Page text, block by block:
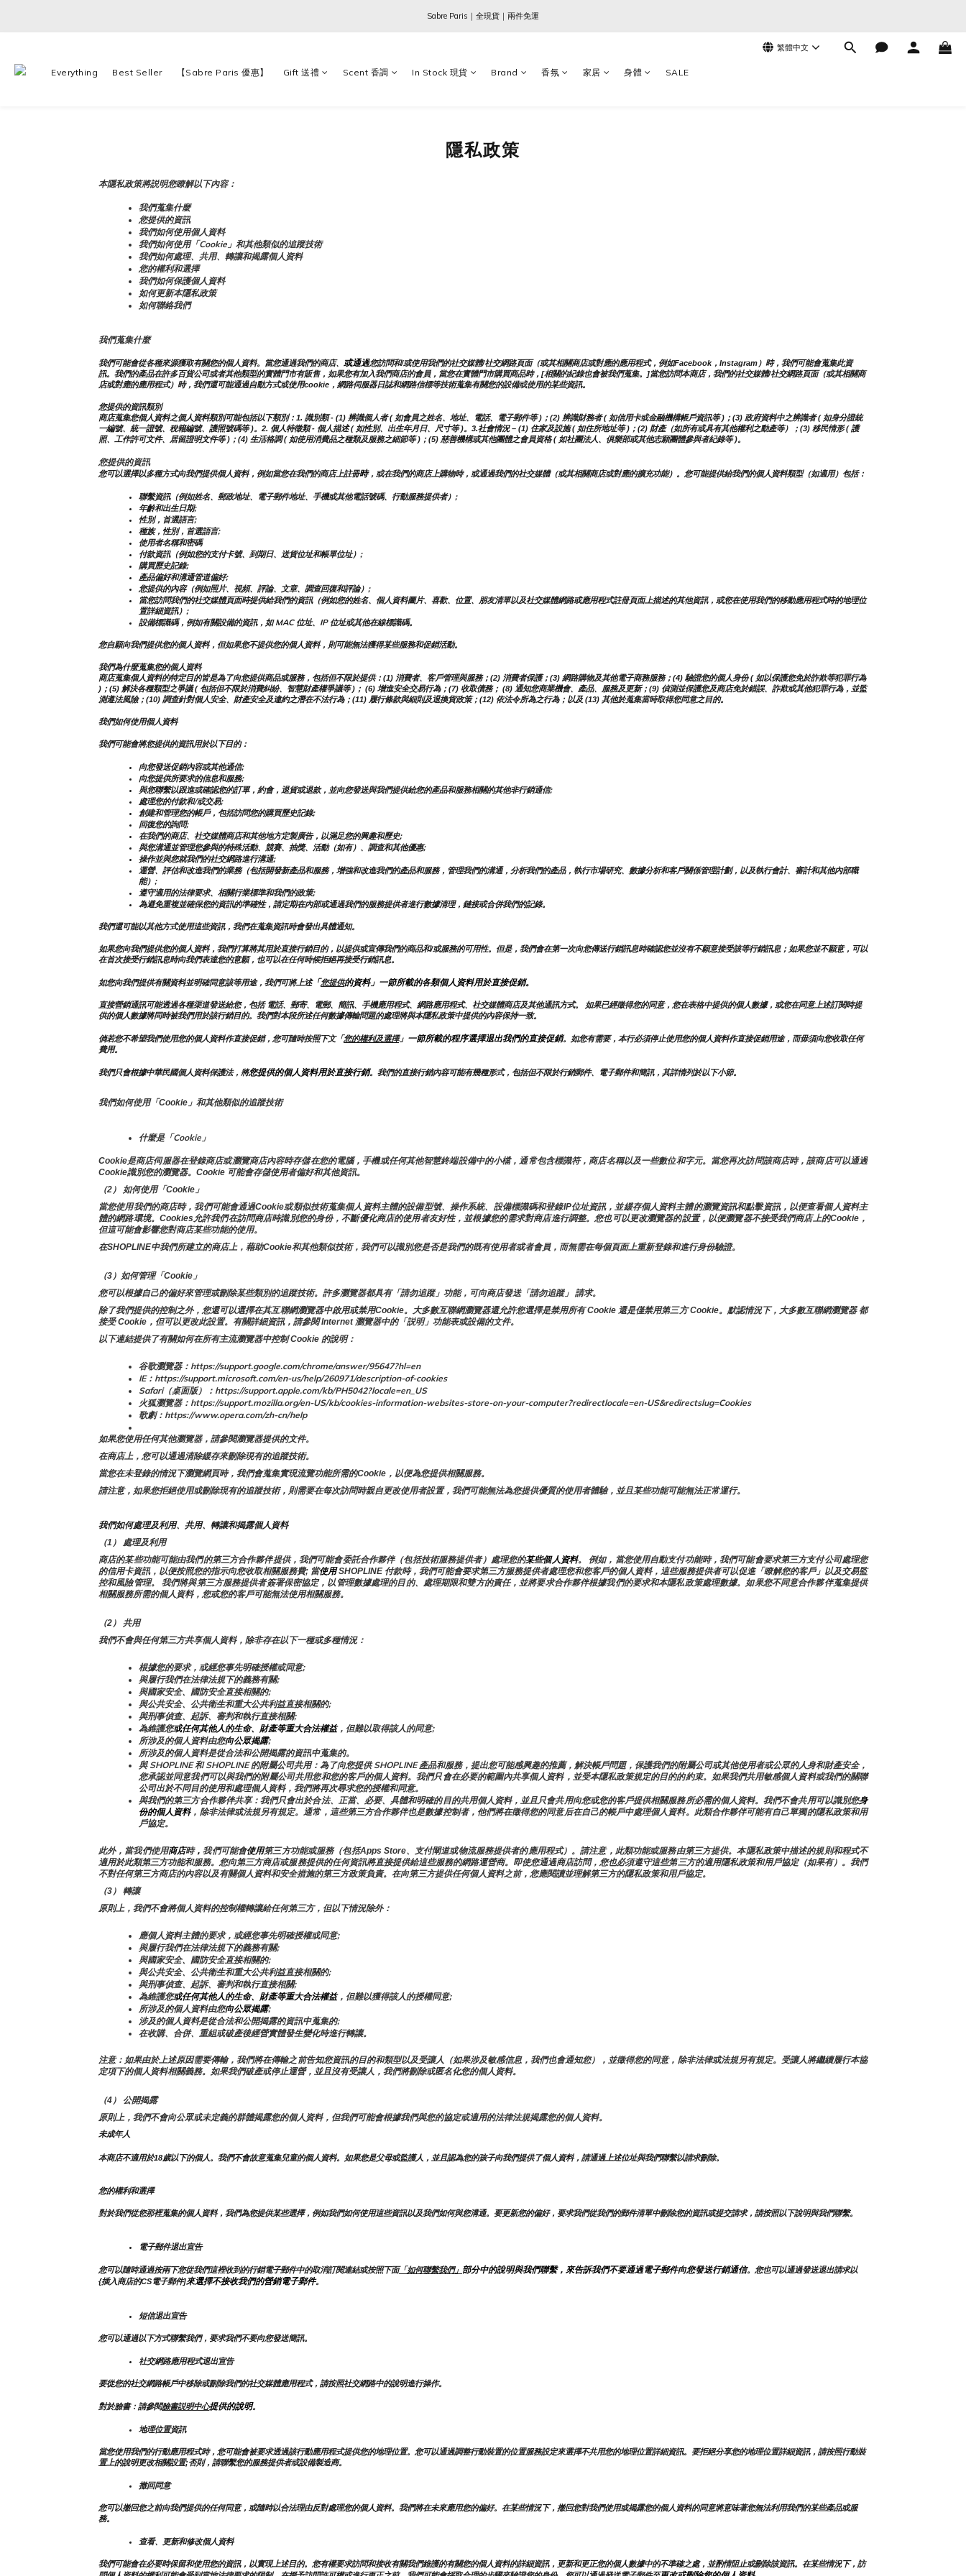
Ogata x 坂本龍一 ｜大師珍藏系列
Sabre Paris｜全現貨｜兩件免運
繁體中文
Everything Best Seller 【Sabre Paris 優惠】 Gift 送禮 Scent 香調 In Stock 現貨 Brand 香氛 家居 身體 SALE
隱私政策
本隱私政策將説明您瞭解以下內容：
我們蒐集什麼
您提供的資訊
我們如何使用個人資料
我們如何使用「Cookie」和其他類似的追蹤技術
我們如何處理、共用、轉讓和揭露個人資料
您的權利和選擇
我們如何保護個人資料
如何更新本隱私政策
如何聯絡我們
我們蒐集什麼
我們可能會從各種來源獲取有關您的個人資料。當您通過我們的商店、 或通過您訪問和/或使用我們的社交媒體/社交網路頁面（或其相關商店或對應的應用程式，例如Facebook，Instagram）時，我們可能會蒐集此資
訊。我們的產品在許多百貨公司或者其他類型的實體門市有販售，如果您有加入我們商店的會員，當您在實體門市購買商品時，[相關的紀錄也會被我們蒐集。]當您訪問本商店，我們的社交媒體/社交網路頁面（或其相關商
店或對應的應用程式）時，我們還可能通過自動方式或使用cookie，網路伺服器日誌和網路信標等技術蒐集有關您的設備或使用的某些資訊。
您提供的資訊類別
商店蒐集您個人資料之個人資料類別可能包括以下類別：1. 識別類 - (1) 辨識個人者 ( 如會員之姓名、地址、電話、電子郵件等 )；(2) 辨識財務者 ( 如信用卡或金融機構帳戶資訊等 )；(3) 政府資料中之辨識者 ( 如身分證統
一編號、統一證號、稅籍編號、護照號碼等 )。2. 個人特徵類 - 個人描述 ( 如性別、出生年月日、尺寸等 )。3.社會情況 – (1) 住家及設施 ( 如住所地址等 )；(2) 財產（如所有或具有其他權利之動產等）；(3) 移民情形 ( 護
照、工作許可文件、居留證明文件等 )；(4) 生活格調 ( 如使用消費品之種類及服務之細節等 )；(5) 慈善機構或其他團體之會員資格 ( 如社團法人、俱樂部或其他志願團體參與者紀錄等 )。
您提供的資訊
您可以選擇以多種方式向我們提供個人資料，例如當您在我們的商店上註冊時，或在我們的商店上購物時，或通過我們的社交媒體（或其相關商店或對應的擴充功能）。您可能提供給我們的個人資料類型（如適用）包括：
聯繫資訊（例如姓名、郵政地址、電子郵件地址、手機或其他電話號碼、行動服務提供者）;
年齡和出生日期;
性別，首選語言;
種族，性別，首選語言;
使用者名稱和密碼
付款資訊（例如您的支付卡號、到期日、送貨位址和帳單位址）;
購買歷史記錄;
產品偏好和溝通管道偏好;
您提供的內容（例如照片、視頻、評論、文章、調查回復和評論）;
當您訪問我們的社交媒體頁面時提供給我們的資訊（例如您的姓名、個人資料圖片、喜歡、位置、朋友清單以及社交媒體網路或應用程式註冊頁面上描述的其他資訊，或您在使用我們的移動應用程式時的地理位
置詳細資訊）;
設備標識碼，例如有關設備的資訊，如 MAC 位址、IP 位址或其他在線標識碼。
您自願向我們提供您的個人資料，但如果您不提供您的個人資料，則可能無法獲得某些服務和促銷活動。
我們為什麼蒐集您的個人資料
商店蒐集個人資料的特定目的皆是為了向您提供商品或服務，包括但不限於提供：(1) 消費者、客戶管理與服務；(2) 消費者保護；(3) 網路購物及其他電子商務服務；(4) 驗證您的個人身份 ( 如以保護您免於詐欺等犯罪行為
)；(5) 解決各種類型之爭議 ( 包括但不限於消費糾紛、智慧財產權爭議等 )； (6) 增進安全交易行為；(7) 收取債務； (8) 通知您商業機會、產品、服務及更新；(9) 偵測並保護您及商店免於錯誤、詐欺或其他犯罪行為，並監
測遵法風險；(10) 調查針對個人安全、財產安全及違約之潛在不法行為；(11) 履行條款與細則及退換貨政策；(12) 依法令所為之行為；以及 (13) 其他於蒐集當時取得您同意之目的。
我們如何使用個人資料
我們可能會將您提供的資訊用於以下目的：
向您發送促銷內容或其他通信;
向您提供所要求的信息和服務;
與您聯繫以跟進或確認您的訂單，約會，退貨或退款，並向您發送與我們提供給您的產品和服務相關的其他非行銷通信;
處理您的付款和/或交易;
創建和管理您的帳戶，包括訪問您的購買歷史記錄;
回復您的詢問;
在我們的商店、社交媒體商店和其他地方定製廣告，以滿足您的興趣和歷史;
與您溝通並管理您參與的特殊活動、競賽、抽獎、活動（如有）、調查和其他優惠;
操作並與您就我們的社交網路進行溝通;
運營、評估和改進我們的業務（包括開發新產品和服務，增強和改進我們的產品和服務，管理我們的溝通，分析我們的產品，執行市場研究、數據分析和客戶關係管理計劃，以及執行會計、審計和其他內部職
能）;
遵守適用的法律要求、相關行業標準和我們的政策;
為避免重複並確保您的資訊的準確性，請定期在內部或通過我們的服務提供者進行數據清理，鏈接或合併我們的記錄。
我們還可能以其他方式使用這些資訊，我們在蒐集資訊時會發出具體通知。
如果您向我們提供您的個人資料，我們打算將其用於直接行銷目的，以提供或宣傳我們的商品和/或服務的可用性。但是，我們會在第一次向您傳送行銷訊息時確認您並沒有不願意接受該等行銷訊息；如果您並不願意，可以
在首次接受行銷訊息時向我們表達您的意願，也可以在任何時候拒絕再接受行銷訊息。
如您向我們提供有關資料並明確同意該等用途，我們可將上述「您提供的資料」一節所載的各類個人資料用於直接促銷。
直接營銷通訊可能透過各種渠道發送給您，包括 電話、郵寄、電郵、簡訊、手機應用程式、網路應用程式、社交媒體商店及其他通訊方式。 如果已經徵得您的同意，您在表格中提供的個人數據，或您在同意上述訂閱時提
供的個人數據將同時被我們用於該行銷目的。我們對本段所述任何數據傳輸問題的處理將與本隱私政策中提供的內容保持一致。
倘若您不希望我們使用您的個人資料作直接促銷，您可隨時按照下文「您的權利及選擇」一節所載的程序選擇退出我們的直接促銷。如您有需要，本行必須停止使用您的個人資料作直接促銷用途，而毋須向您收取任何
費用。
我們只會根據中華民國個人資料保護法，將您提供的個人資料用於直接行銷。我們的直接行銷內容可能有幾種形式，包括但不限於行銷郵件、電子郵件和簡訊，其詳情列於以下小節。
我們如何使用「Cookie」和其他類似的追蹤技術
什麼是「Cookie」
Cookie是商店伺服器在登錄商店或瀏覽商店內容時存儲在您的電腦，手機或任何其他智慧終端設備中的小檔，通常包含標識符，商店名稱以及一些數位和字元。當您再次訪問該商店時，該商店可以通過
Cookie識別您的瀏覽器。Cookie 可能會存儲使用者偏好和其他資訊。
（2） 如何使用「Cookie」
當您使用我們的商店時，我們可能會通過Cookie或類似技術蒐集個人資料主體的設備型號、操作系統、設備標識碼和登錄IP位址資訊，並緩存個人資料主體的瀏覽資訊和點擊資訊，以便查看個人資料主
體的網路環境。Cookies允許我們在訪問商店時識別您的身份，不斷優化商店的使用者友好性，並根據您的需求對商店進行調整。您也可以更改瀏覽器的設置，以便瀏覽器不接受我們商店上的Cookie，
但這可能會影響您對商店某些功能的使用。
在SHOPLINE中我們所建立的商店上，藉助Cookie和其他類似技術，我們可以識別您是否是我們的既有使用者或者會員，而無需在每個頁面上重新登錄和進行身份驗證。
（3）如何管理「Cookie」
您可以根據自己的偏好來管理或刪除某些類別的追蹤技術。許多瀏覽器都具有「請勿追蹤」功能，可向商店發送「請勿追蹤」 請求。
除了我們提供的控制之外，您還可以選擇在其互聯網瀏覽器中啟用或禁用Cookie。大多數互聯網瀏覽器還允許您選擇是禁用所有 Cookie 還是僅禁用第三方 Cookie。默認情況下，大多數互聯網瀏覽器 都
接受 Cookie，但可以更改此設置。有關詳細資訊，請參閱 Internet 瀏覽器中的「説明」功能表或設備的文件。
以下連結提供了有關如何在所有主流瀏覽器中控制 Cookie 的說明：
谷歌瀏覽器：https://support.google.com/chrome/answer/95647?hl=en
IE：https://support.microsoft.com/en-us/help/260971/description-of-cookies
Safari（桌面版）：https://support.apple.com/kb/PH5042?locale=en_US
火狐瀏覽器：https://support.mozilla.org/en-US/kb/cookies-information-websites-store-on-your-computer?redirectlocale=en-US&redirectslug=Cookies
歌劇：https://www.opera.com/zh-cn/help
如果您使用任何其他瀏覽器，請參閱瀏覽器提供的文件。
在商店上，您可以通過清除緩存來刪除現有的追蹤技術。
當您在未登錄的情況下瀏覽網頁時，我們會蒐集實現流覽功能所需的Cookie，以便為您提供相關服務。
請注意，如果您拒絕使用或刪除現有的追蹤技術，則需要在每次訪問時親自更改使用者設置，我們可能無法為您提供優質的使用者體驗，並且某些功能可能無法正常運行。
我們如何處理及利用、共用、轉讓和揭露個人資料
（1） 處理及利用
商店的某些功能可能由我們的第三方合作夥伴提供，我們可能會委託合作夥伴（包括技術服務提供者）處理您的某些個人資料。 例如，當您使用自動支付功能時，我們可能會要求第三方支付公司處理您
的信用卡資訊，以便按照您的指示向您收取相關服務費; 當使用 SHOPLINE 付款時，我們可能會要求第三方服務提供者處理您和您客戶的個人資料，這些服務提供者可以促進「瞭解您的客戶」以及交易監
控和風險管理。 我們將與第三方服務提供者簽署保密協定，以管理數據處理的目的、處理期限和雙方的責任，並將要求合作夥伴根據我們的要求和本隱私政策處理數據。如果您不同意合作夥伴蒐集提供
相關服務所需的個人資料，您或您的客戶可能無法使用相關服務。
（2） 共用
我們不會與任何第三方共享個人資料，除非存在以下一種或多種情況：
根據您的要求，或經您事先明確授權或同意;
與履行我們在法律法規下的義務有關;
與國家安全、國防安全直接相關的;
與公共安全、公共衛生和重大公共利益直接相關的;
與刑事偵查、起訴、審判和執行直接相關;
為維護您或任何其他人的生命、財產等重大合法權益，但難以取得該人的同意;
所涉及的個人資料由您向公眾揭露;
所涉及的個人資料是從合法和公開揭露的資訊中蒐集的。
與 SHOPLINE 和 SHOPLINE 的附屬公司共用：為了向您提供 SHOPLINE 產品和服務，提出您可能感興趣的推薦，解決帳戶問題，保護我們的附屬公司或其他使用者或公眾的人身和財產安全，
您承認並同意我們可以與我們的附屬公司共用您和您的客戶的個人資料。我們只會在必要的範圍內共享個人資料，並受本隱私政策規定的目的的約束。如果我們共用敏感個人資料或我們的關聯
公司出於不同目的使用和處理個人資料，我們將再次尋求您的授權和同意。
與我們的第三方合作夥伴共享：我們只會出於合法、正當、必要、具體和明確的目的共用個人資料，並且只會共用向您或您的客戶提供相關服務所必需的個人資料。我們不會共用可以識別您身
份的個人資料，除非法律或法規另有規定。通常，這些第三方合作夥伴也是數據控制者，他們將在徵得您的同意后在自己的帳戶中處理個人資料。此類合作夥伴可能有自己單獨的隱私政策和用
戶協定。
此外，當我們使用商店時，我們可能會使用第三方功能或服務（包括Apps Store、支付閘道或物流服務提供者的應用程式）。請注意，此類功能或服務由第三方提供。本隱私政策中描述的規則和程式不
適用於此類第三方功能和服務。您向第三方商店或服務提供的任何資訊將直接提供給這些服務的網路運營商。即使您通過商店訪問，您也必須遵守這些第三方的適用隱私政策和用戶協定（如果有）。我們
不對任何第三方商店的內容以及有關個人資料和安全措施的第三方政策負責。在向第三方提供任何個人資料之前，您應閱讀並理解第三方的隱私政策和用戶協定。
（3） 轉讓
原則上，我們不會將個人資料的控制權轉讓給任何第三方，但以下情況除外：
應個人資料主體的要求，或經您事先明確授權或同意;
與履行我們在法律法規下的義務有關;
與國家安全、國防安全直接相關的;
與公共安全、公共衛生和重大公共利益直接相關的;
與刑事偵查、起訴、審判和執行直接相關;
為維護您或任何其他人的生命、財產等重大合法權益，但難以獲得該人的授權同意;
所涉及的個人資料由您向公眾揭露;
涉及的個人資料是從合法和公開揭露的資訊中蒐集的;
在收購、合併、重組或破產後經營實體發生變化時進行轉讓。
注意：如果由於上述原因需要傳輸，我們將在傳輸之前告知您資訊的目的和類型以及受讓人（如果涉及敏感信息，我們也會通知您），並徵得您的同意，除非法律或法規另有規定。受讓人將繼續履行本協
定項下的個人資料相關義務。如果我們破產或停止運營，並且沒有受讓人，我們將刪除或匿名化您的個人資料。
（4） 公開揭露
原則上，我們不會向公眾或未定義的群體揭露您的個人資料，但我們可能會根據我們與您的協定或適用的法律法規揭露您的個人資料。
未成年人
本商店不適用於18歲以下的個人。我們不會故意蒐集兒童的個人資料。如果您是父母或監護人，並且認為您的孩子向我們提供了個人資料，請通過上述位址與我們聯繫以請求刪除。
您的權利和選擇
對於我們從您那裡蒐集的個人資料，我們為您提供某些選擇，例如我們如何使用這些資訊以及我們如何與您溝通。要更新您的偏好，要求我們從我們的郵件清單中刪除您的資訊或提交請求，請按照以下說明與我們聯繫。
電子郵件退出宣告
您可以隨時通過按兩下您從我們這裡收到的行銷電子郵件中的取消訂閱連結或按照下面「如何聯繫我們」 部分中的說明與我們聯繫，來告訴我們不要通過電子郵件向您發送行銷通信。您也可以通過發送退出請求以
{插入商店的CS電子郵件]來選擇不接收我們的營銷電子郵件。
短信退出宣告
您可以通過以下方式聯繫我們，要求我們不要向您發送簡訊。
社交網路應用程式退出宣告
要從您的社交網路帳戶中移除或刪除我們的社交媒體應用程式，請按照社交網路中的說明進行操作。
對於臉書：請參閱臉書説明中心提供的說明。
地理位置資訊
當您使用我們的行動應用程式時，您可能會被要求透過該行動應用程式提供您的地理位置。您可以通過調整行動裝置的位置服務設定來選擇不共用您的地理位置詳細資訊。要拒絕分享您的地理位置詳細資訊，請按照行動裝
置上的說明更改相關設置;否則，請聯繫您的服務提供者或設備製造商。
撤回同意
您可以撤回您之前向我們提供的任何同意，或隨時以合法理由反對處理您的個人資料。我們將在未來應用您的偏好。在某些情況下，撤回您對我們使用或揭露您的個人資料的同意將意味著您無法利用我們的某些產品或服
務。
查看、更新和修改個人資料
我們可能會在必要時保留和使用您的資訊，以實現上述目的。您有權要求訪問和接收有關我們維護的有關您的個人資料的詳細資訊，更新和更正您的個人數據中的不準確之處，並酌情阻止或刪除該資訊。在某些情況下，訪